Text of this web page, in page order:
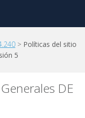
> Políticas del sitio
5
DE